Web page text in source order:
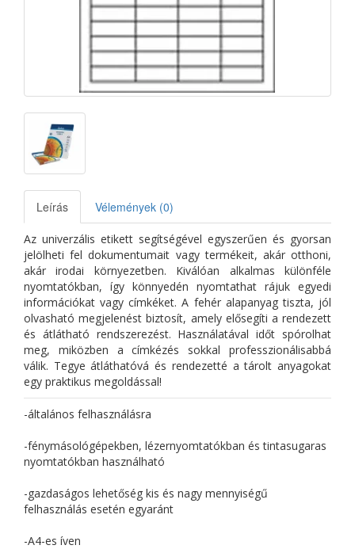
Leírás Vélemények (0)
Az univerzális etikett segítségével egyszerűen és gyorsan
jelölheti fel dokumentumait vagy termékeit, akár otthoni,
akár irodai környezetben. Kiválóan alkalmas különféle
nyomtatókban, így könnyedén nyomtathat rájuk egyedi
információkat vagy címkéket. A fehér alapanyag tiszta, jól
olvasható megjelenést biztosít, amely elősegíti a rendezett
és átlátható rendszerezést. Használatával időt spórolhat
meg, miközben a címkézés sokkal professzionálisabbá
válik. Tegye átláthatóvá és rendezetté a tárolt anyagokat
egy praktikus megoldással!
-általános felhasználásra
-fénymásológépekben, lézernyomtatókban és tintasugaras
nyomtatókban használható
-gazdaságos lehetőség kis és nagy mennyiségű
felhasználás esetén egyaránt
-A4-es íven